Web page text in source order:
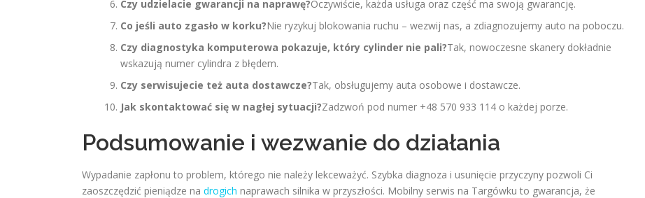
Czy udzielacie gwarancji na naprawę?Oczywiście, każda usługa oraz część ma swoją gwarancję.
Co jeśli auto zgasło w korku?Nie ryzykuj blokowania ruchu – wezwij nas, a zdiagnozujemy auto na poboczu.
Czy diagnostyka komputerowa pokazuje, który cylinder nie pali?Tak, nowoczesne skanery dokładnie
wskazują numer cylindra z błędem.
Czy serwisujecie też auta dostawcze?Tak, obsługujemy auta osobowe i dostawcze.
Jak skontaktować się w nagłej sytuacji?Zadzwoń pod numer +48 570 933 114 o każdej porze.
Podsumowanie i wezwanie do działania
Wypadanie zapłonu to problem, którego nie należy lekceważyć. Szybka diagnoza i usunięcie przyczyny pozwoli Ci
zaoszczędzić pieniądze na drogich naprawach silnika w przyszłości. Mobilny serwis na Targówku to gwarancja, że